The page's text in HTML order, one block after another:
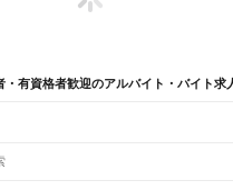
有資格者歓迎のアルバイト・バイト求